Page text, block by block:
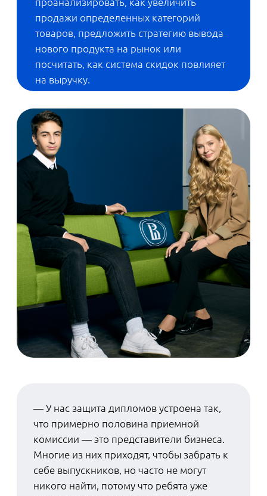
Программирование с
«железным» уклоном
ИНФОРМАЦИОННЫЕ ТЕХНОЛОГИИ:
Сегодня российские компании не только пишут
софт, но и с нуля создают оборудование с
оригинальным ПО внутри. А для этого требуются
сотрудники, которые одновременно
разбираются в языках программирования и
знают толк в «железе» — и умеют соединить
первое со вторым. И с 2024 года их будут
готовить в рамках бакалавриата«Компьютерные
технологии, системы и сети», запущенного